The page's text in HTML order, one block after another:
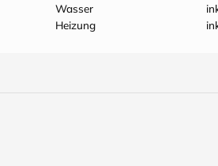
Wasser
Heizung